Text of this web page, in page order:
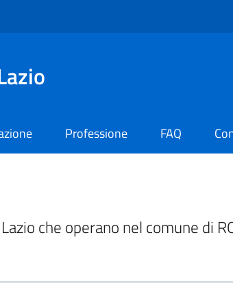
Professione FAQ
che operano nel comune di